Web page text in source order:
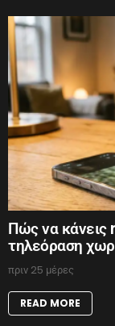
Πώς να κάνεις
τηλεόραση
πριν 25 μέρες
READ MORE